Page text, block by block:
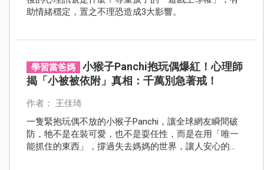
助情緒穩定，置之不理恐造成3大影響。
學習當爸媽
小猴子Panchi抱玩偶爆紅！心理師
揭「小被被依附」真相：千萬別急著戒！
作者： 王佳琦
一隻緊抱玩偶不放的小猴子Panchi，讓全球網友瞬間破
防，牠不是在裝可愛，也不是耍任性，而是在用「唯一
能抓住的東西」，撐過失去媽媽的世界，讓人安心的